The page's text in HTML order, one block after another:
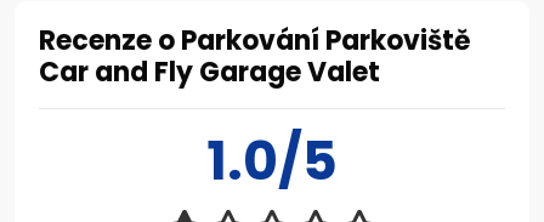
Recenze o Parkování Parkoviště
Car and Fly Garage Valet
1.0/5